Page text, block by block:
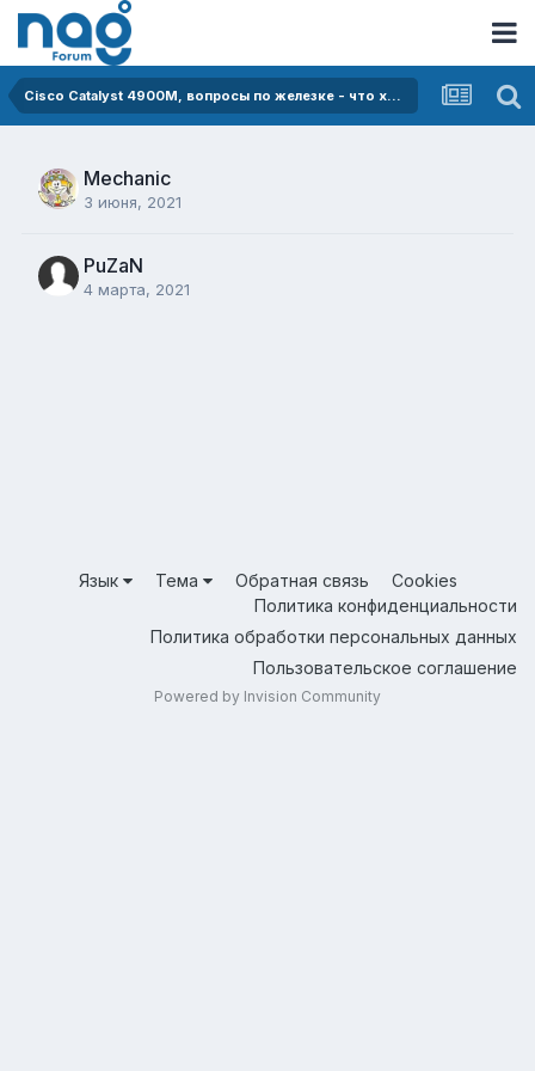
Cisco Catalyst 4900M, вопросы по железке - что хорошего/плохого?.
Mechanic
3 июня, 2021
PuZaN
4 марта, 2021
Язык Тема Обратная связь
Cookies
Политика конфиденциальности
Политика обработки персональных данных
Пользовательское соглашение
Powered by Invision Community